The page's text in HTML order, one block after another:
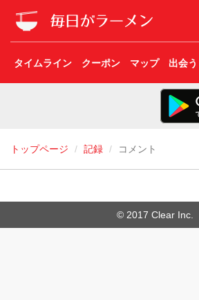
タイムライン クーポン マップ 出会う
トップページ 記録 コメント
© 2017 Clear Inc.